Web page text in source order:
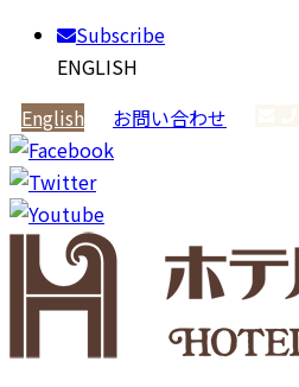
Subscribe
ENGLISH
English
お問い合わせ